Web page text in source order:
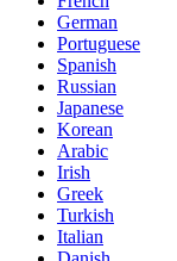
German
Portuguese
Spanish
Russian
Japanese
Korean
Arabic
Irish
Greek
Turkish
Italian